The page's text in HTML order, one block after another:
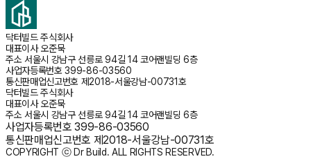
닥터빌드 주식회사
대표이사오준묵
주소 서울시 강남구 선릉로 94길 14 코어랜빌딩 6층
사업자등록번호 399-86-03560
통신판매업신고번호 제2018-서울강남-00731호
닥터빌드 주식회사
대표이사오준묵
주소 서울시 강남구 선릉로 94길 14 코어랜빌딩 6층
사업자등록번호 399-86-03560
통신판매업신고번호 제2018-서울강남-00731호
COPYRIGHT ⓒ Dr Build. ALL RIGHTS RESERVED.